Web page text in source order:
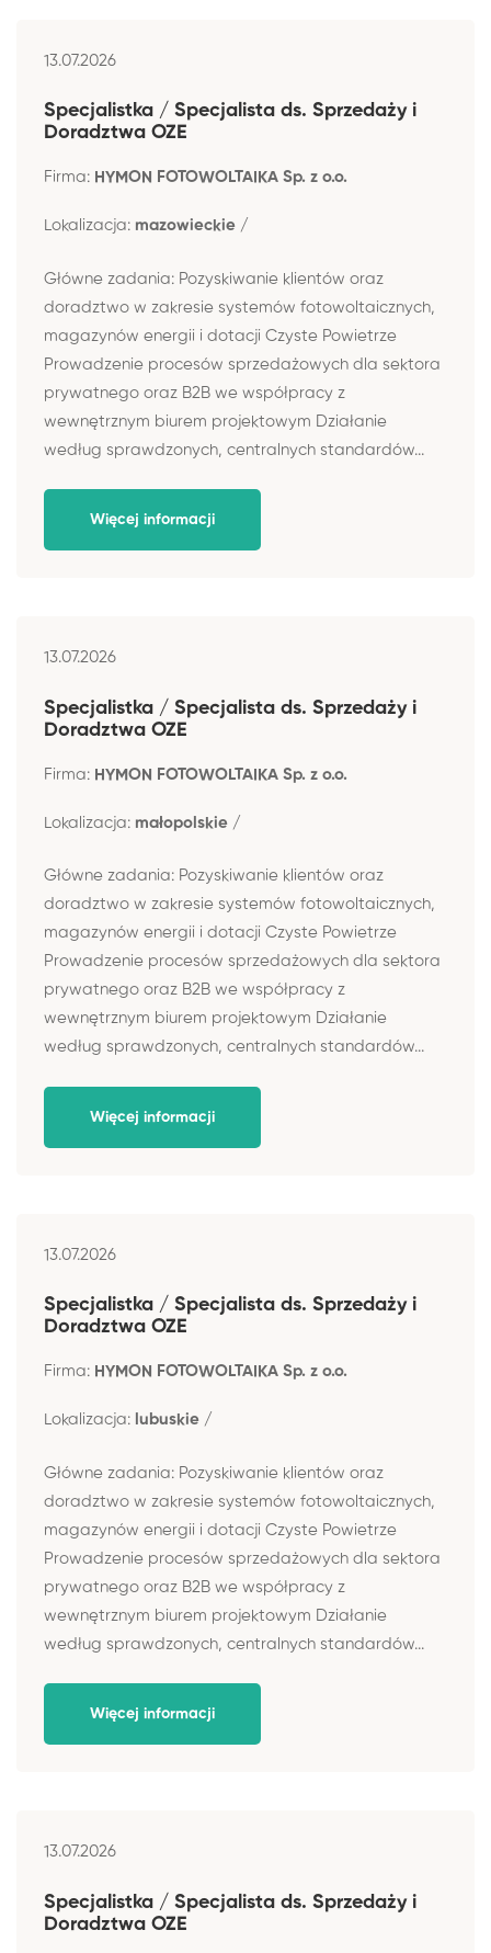
13.07.2026
Specjalistka / Specjalista ds. Sprzedaży i
Doradztwa OZE
Firma: HYMON FOTOWOLTAIKA Sp. z o.o.
Lokalizacja: mazowieckie /
Główne zadania: Pozyskiwanie klientów oraz
doradztwo w zakresie systemów fotowoltaicznych,
magazynów energii i dotacji Czyste Powietrze
Prowadzenie procesów sprzedażowych dla sektora
prywatnego oraz B2B we współpracy z
wewnętrznym biurem projektowym Działanie
według sprawdzonych, centralnych standardów...
Więcej informacji
13.07.2026
Specjalistka / Specjalista ds. Sprzedaży i
Doradztwa OZE
Firma: HYMON FOTOWOLTAIKA Sp. z o.o.
Lokalizacja: małopolskie /
Główne zadania: Pozyskiwanie klientów oraz
doradztwo w zakresie systemów fotowoltaicznych,
magazynów energii i dotacji Czyste Powietrze
Prowadzenie procesów sprzedażowych dla sektora
prywatnego oraz B2B we współpracy z
wewnętrznym biurem projektowym Działanie
według sprawdzonych, centralnych standardów...
Więcej informacji
13.07.2026
Specjalistka / Specjalista ds. Sprzedaży i
Doradztwa OZE
Firma: HYMON FOTOWOLTAIKA Sp. z o.o.
Lokalizacja: lubuskie /
Główne zadania: Pozyskiwanie klientów oraz
doradztwo w zakresie systemów fotowoltaicznych,
magazynów energii i dotacji Czyste Powietrze
Prowadzenie procesów sprzedażowych dla sektora
prywatnego oraz B2B we współpracy z
wewnętrznym biurem projektowym Działanie
według sprawdzonych, centralnych standardów...
Więcej informacji
13.07.2026
Specjalistka / Specjalista ds. Sprzedaży i
Doradztwa OZE